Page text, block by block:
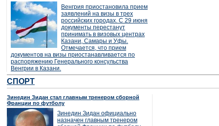
Венгрия приостановила прием
заявлений на визы в трех
российских городах. С 29 июня
документы перестанут
принимать в визовых центрах
Казани, Самары и Уфы.
Отмечается, что прием
документов на визы приостанавливается по
распоряжению Генерального консульства
Венгрии в Казани.
СПОРТ
Зинедин Зидан стал главным тренером сборной
Франции по футболу
Зинедин Зидан официально
назначен главным тренером